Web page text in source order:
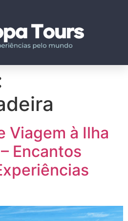
Viagem à Ilha
Encantos